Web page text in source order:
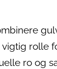
rolle
ro og